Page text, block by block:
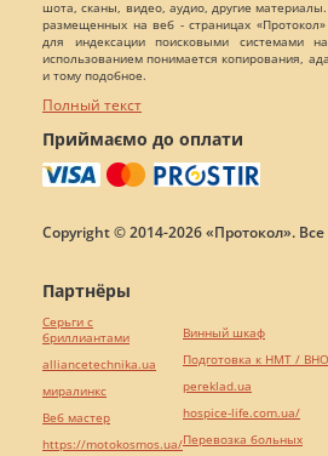
шота, сканы, видео, аудио, другие
размещенных на веб - страницах
для индексации поисковыми системами
использованием понимается копирования,
и тому подобное.
Полный текст
Приймаємо до оплати
Copyright © 2014-2026 «Протокол».
Партнёры
Серьги с
бриллиантами
alliancetechnika.ua
миралинкс
Веб мастер
https://motokosmos.ua/
Винный шкаф
Подготовка к НМТ / ВНО
pereklad.ua
hospice-life.com.ua/
Перевозка больных